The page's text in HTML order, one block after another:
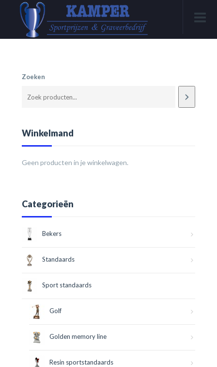
Zoeken
Winkelmand
Geen producten in je winkelwagen.
Categorieën
Bekers
Standaards
Sport standaards
Golf
Golden memory line
Resin sportstandaards